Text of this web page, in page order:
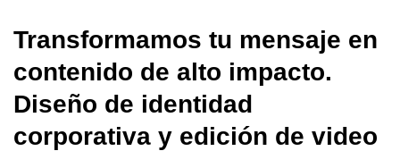
Transformamos tu mensaje en
contenido de alto impacto.
Diseño de identidad
corporativa y edición de video